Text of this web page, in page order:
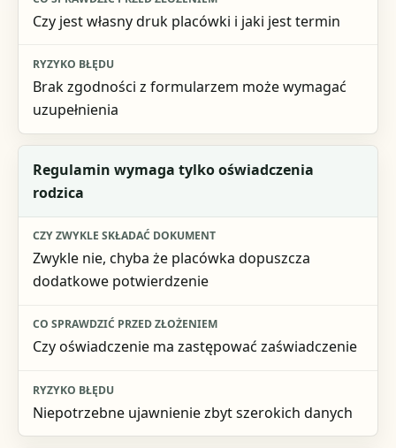
Czy jest własny druk placówki i jaki jest termin
Brak zgodności z formularzem może wymagać
uzupełnienia
Regulamin wymaga tylko oświadczenia
rodzica
Zwykle nie, chyba że placówka dopuszcza
dodatkowe potwierdzenie
Czy oświadczenie ma zastępować zaświadczenie
Niepotrzebne ujawnienie zbyt szerokich danych